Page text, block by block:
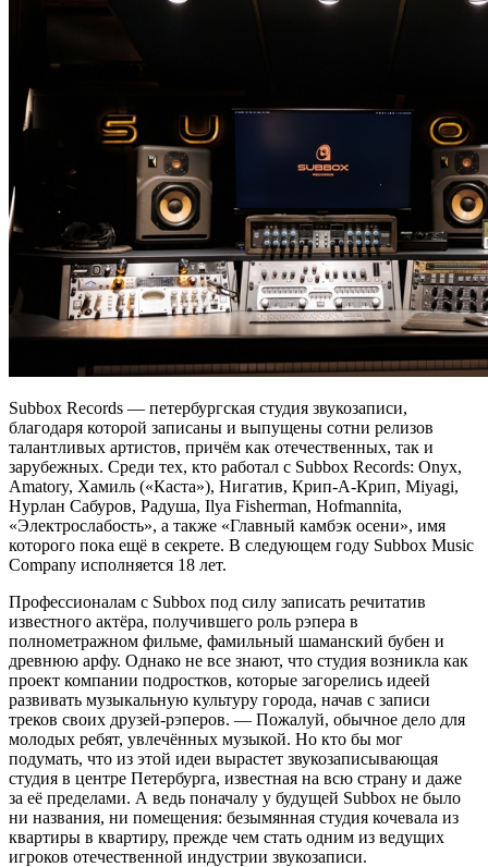
Subbox Records — петербургская студия звукозаписи,
благодаря которой записаны и выпущены сотни релизов
талантливых артистов, причём как отечественных, так и
зарубежных. Среди тех, кто работал с Subbox Records: Onyx,
Amatory, Хамиль («Каста»), Нигатив, Крип-А-Крип, Miyagi,
Нурлан Сабуров, Радуша, Ilya Fisherman, Hofmannita,
«Электрослабость», а также «Главный камбэк осени», имя
которого пока ещё в секрете. В следующем году Subbox Music
Company исполняется 18 лет.
Профессионалам с Subbox под силу записать речитатив
известного актёра, получившего роль рэпера в
полнометражном фильме, фамильный шаманский бубен и
древнюю арфу. Однако не все знают, что студия возникла как
проект компании подростков, которые загорелись идеей
развивать музыкальную культуру города, начав с записи
треков своих друзей-рэперов. — Пожалуй, обычное дело для
молодых ребят, увлечённых музыкой. Но кто бы мог
подумать, что из этой идеи вырастет звукозаписывающая
студия в центре Петербурга, известная на всю страну и даже
за её пределами. А ведь поначалу у будущей Subbox не было
ни названия, ни помещения: безымянная студия кочевала из
квартиры в квартиру, прежде чем стать одним из ведущих
игроков отечественной индустрии звукозаписи.